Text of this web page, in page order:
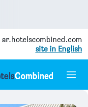
ar.hotelscombined.com
site in English